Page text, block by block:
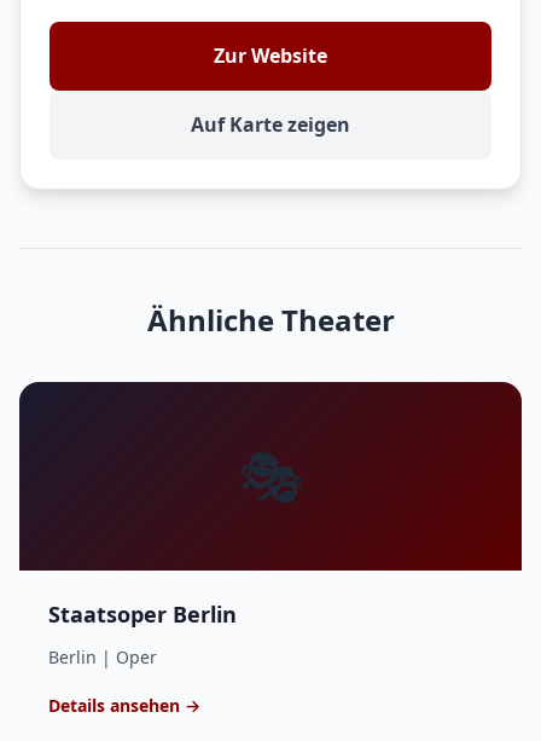
Zur Website
Auf Karte zeigen
Ähnliche Theater
🎭
Staatsoper Berlin
Berlin | Oper
Details ansehen →